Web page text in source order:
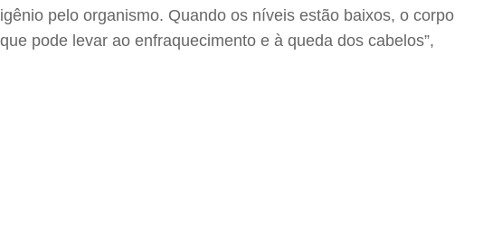
pelo organismo. Quando os níveis estão baixos, o corpo
pode levar ao enfraquecimento e à queda dos cabelos”,